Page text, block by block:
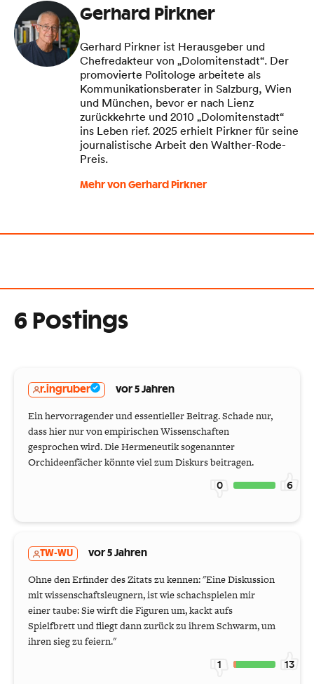
Gerhard Pirkner
Gerhard Pirkner ist Herausgeber und
Chefredakteur von „Dolomitenstadt“. Der
promovierte Politologe arbeitete als
Kommunikationsberater in Salzburg, Wien
und München, bevor er nach Lienz
zurückkehrte und 2010 „Dolomitenstadt“
ins Leben rief. 2025 erhielt Pirkner für seine
journalistische Arbeit den Walther-Rode-
Preis.
Mehr von Gerhard Pirkner
6 Postings
r.ingruber vor 5 Jahren
Ein hervorragender und essentieller Beitrag. Schade nur,
dass hier nur von empirischen Wissenschaften
gesprochen wird. Die Hermeneutik sogenannter
Orchideenfächer könnte viel zum Diskurs beitragen.
0 6
TW-WU vor 5 Jahren
Ohne den Erfinder des Zitats zu kennen: "Eine Diskussion
mit wissenschaftsleugnern, ist wie schachspielen mir
einer taube: Sie wirft die Figuren um, kackt aufs
Spielfbrett und fliegt dann zurück zu ihrem Schwarm, um
ihren sieg zu feiern."
1 13